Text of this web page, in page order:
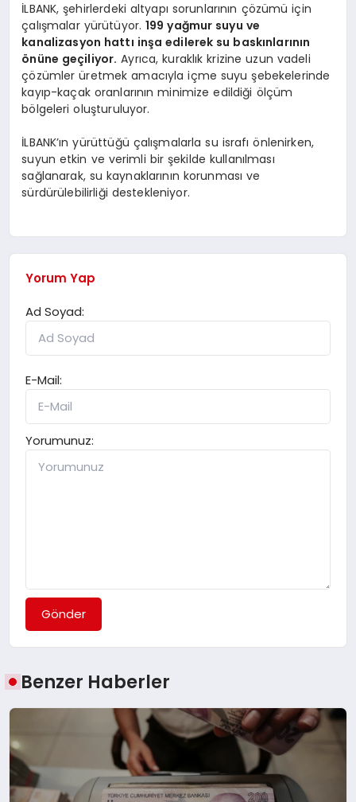
İLBANK, şehirlerdeki altyapı sorunlarının çözümü için
çalışmalar yürütüyor.199 yağmur suyu ve
kanalizasyon hattı inşa edilerek su baskınlarının
önüne geçiliyor. Ayrıca, kuraklık krizine uzun vadeli
çözümler üretmek amacıyla içme suyu şebekelerinde
kayıp-kaçak oranlarının minimize edildiği ölçüm
bölgeleri oluşturuluyor.
İLBANK’ın yürüttüğü çalışmalarla su israfı önlenirken,
suyun etkin ve verimli bir şekilde kullanılması
sağlanarak, su kaynaklarının korunması ve
sürdürülebilirliği destekleniyor.
Yorum Yap
Ad Soyad:
E-Mail:
Yorumunuz:
Gönder
Benzer Haberler